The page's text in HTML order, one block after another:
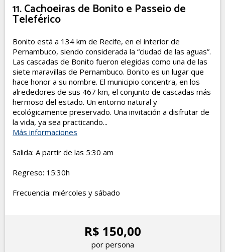
11. Cachoeiras de Bonito e Passeio de
Teleférico
Bonito está a 134 km de Recife, en el interior de
Pernambuco, siendo considerada la “ciudad de las aguas”.
Las cascadas de Bonito fueron elegidas como una de las
siete maravillas de Pernambuco. Bonito es un lugar que
hace honor a su nombre. El municipio concentra, en los
alrededores de sus 467 km, el conjunto de cascadas más
hermoso del estado. Un entorno natural y
ecológicamente preservado. Una invitación a disfrutar de
la vida, ya sea practicando...
Más informaciones
Salida: A partir de las 5:30 am
Regreso: 15:30h
Frecuencia: miércoles y sábado
R$ 150,00
por persona